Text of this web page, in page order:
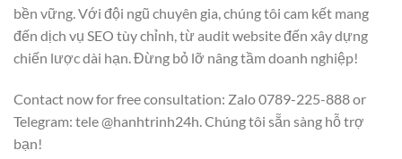
bền vững. Với đội ngũ chuyên gia, chúng tôi cam kết mang
đến dịch vụ SEO tùy chỉnh, từ audit website đến xây dựng
chiến lược dài hạn. Đừng bỏ lỡ nâng tầm doanh nghiệp!
Contact now for free consultation: Zalo 0789-225-888 or
Telegram: tele @hanhtrinh24h. Chúng tôi sẵn sàng hỗ trợ
bạn!